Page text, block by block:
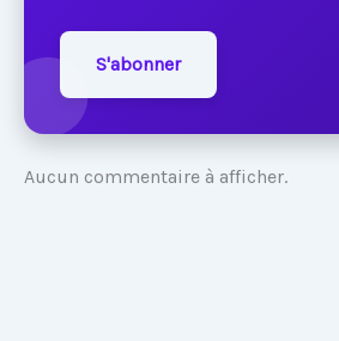
S'abonner
Aucun commentaire à afficher.